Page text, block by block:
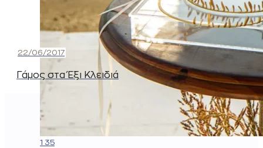
1 35
22/06/2017
Γάμος στα Έξι Κλειδιά